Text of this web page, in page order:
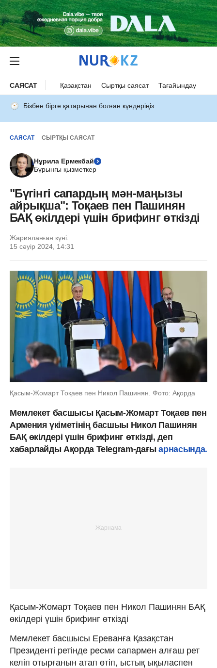
САЯСАТ Қазақстан Сыртқы саясат Тағайындау
Бізбен бірге қатарынан болған күндеріңіз
САЯСАТ СЫРТҚЫ САЯСАТ
Нұрила Ермекбай
Бұрынғы қызметкер
"Бүгінгі сапардың мән-маңызы
айрықша": Тоқаев пен Пашинян
БАҚ өкілдері үшін брифинг өткізді
Жарияланған күні:
15 сәуір 2024, 14:31
Қасым-Жомарт Тоқаев пен Никол Пашинян. Фото: Ақорда
Мемлекет басшысы Қасым-Жомарт Тоқаев пен
Армения үкіметінің басшыы Никол Пашинян
БАҚ өкілдері үшін брифинг өткізді, деп
хабарлайды Ақорда Telegram-дағыарнасында.
Қасым-Жомарт Тоқаев пен Никол Пашинян БАҚ
өкілдері үшін брифинг өткізді
Мемлекет басшысы Ереванға Қазақстан
Президенті ретінде ресми сапармен алғаш рет
келіп отырғанын атап өтіп, ыстық ықыласпен